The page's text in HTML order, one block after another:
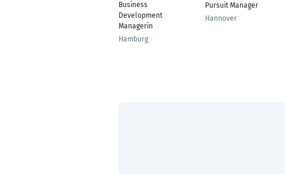
Business
Development
Managerin
Hamburg
Pursuit Manager
Hannover